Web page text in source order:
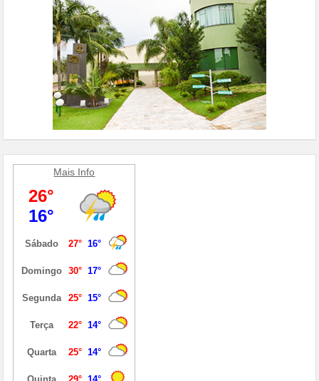
Mais Info